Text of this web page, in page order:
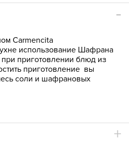
Carmencita
использование Шафрана
приготовлении блюд из
приготовление вы
соли и шафрановых